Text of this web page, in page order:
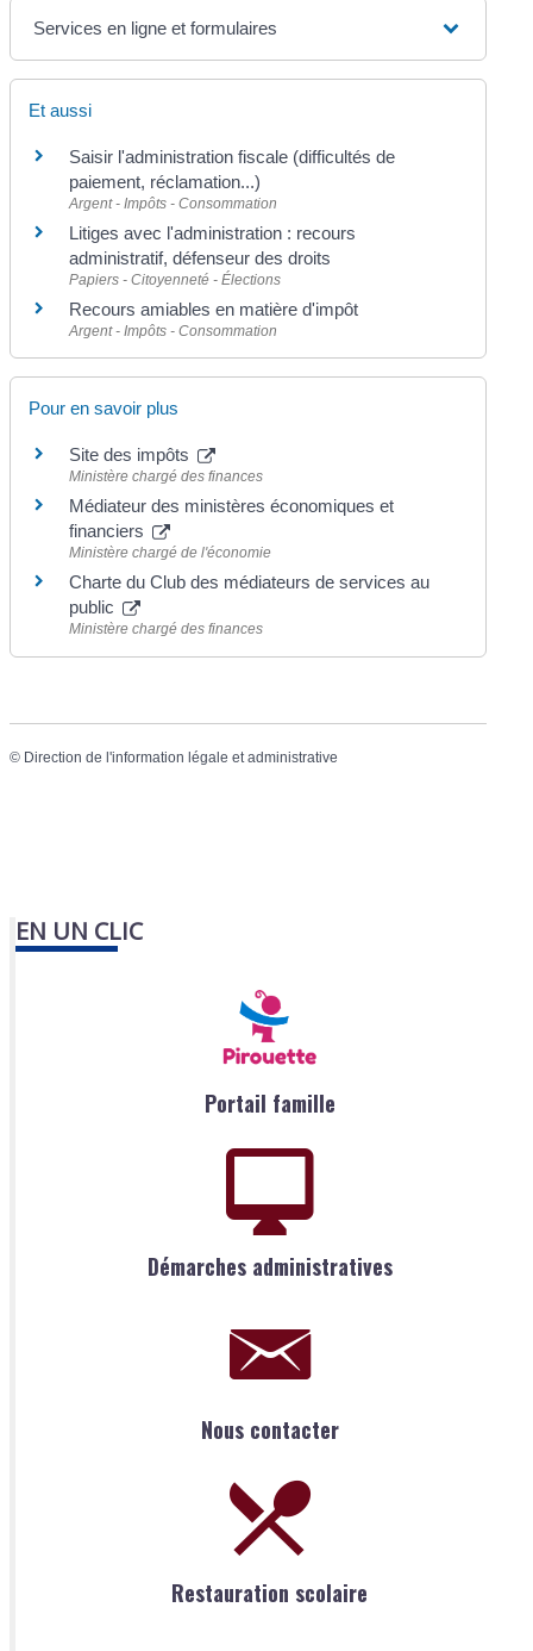
Services en ligne et formulaires
Et aussi
Saisir l'administration fiscale (difficultés de
paiement, réclamation...)
Argent - Impôts - Consommation
Litiges avec l'administration : recours
administratif, défenseur des droits
Papiers - Citoyenneté - Élections
Recours amiables en matière d'impôt
Argent - Impôts - Consommation
Pour en savoir plus
Site des impôts
Ministère chargé des finances
Médiateur des ministères économiques et
financiers
Ministère chargé de l'économie
Charte du Club des médiateurs de services au
public
Ministère chargé des finances
© Direction de l'information légale et administrative
EN UN CLIC
Portail famille
Démarches administratives
Nous contacter
Restauration scolaire